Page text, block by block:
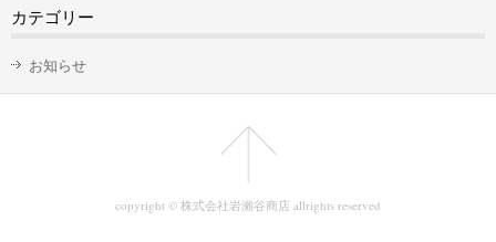
カテゴリー
お知らせ
copyright © 株式会社岩瀨谷商店 allrights reserved